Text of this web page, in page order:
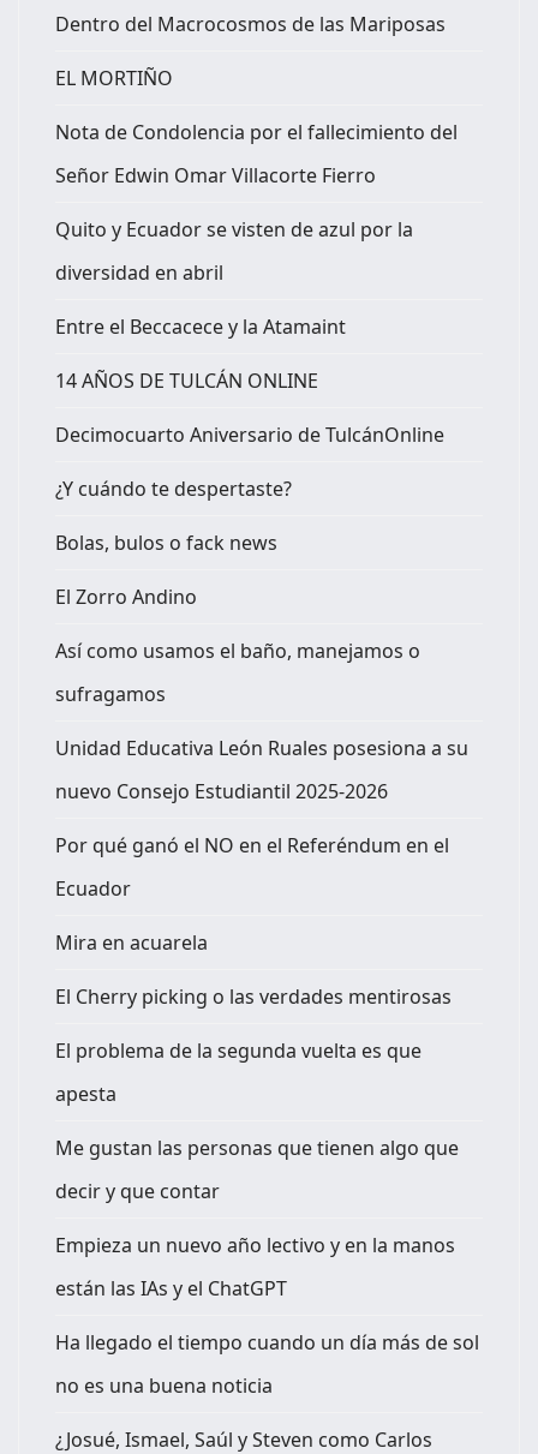
Dentro del Macrocosmos de las Mariposas
EL MORTIÑO
Nota de Condolencia por el fallecimiento del
Señor Edwin Omar Villacorte Fierro
Quito y Ecuador se visten de azul por la
diversidad en abril
Entre el Beccacece y la Atamaint
14 AÑOS DE TULCÁN ONLINE
Decimocuarto Aniversario de TulcánOnline
¿Y cuándo te despertaste?
Bolas, bulos o fack news
El Zorro Andino
Así como usamos el baño, manejamos o
sufragamos
Unidad Educativa León Ruales posesiona a su
nuevo Consejo Estudiantil 2025-2026
Por qué ganó el NO en el Referéndum en el
Ecuador
Mira en acuarela
El Cherry picking o las verdades mentirosas
El problema de la segunda vuelta es que
apesta
Me gustan las personas que tienen algo que
decir y que contar
Empieza un nuevo año lectivo y en la manos
están las IAs y el ChatGPT
Ha llegado el tiempo cuando un día más de sol
no es una buena noticia
¿Josué, Ismael, Saúl y Steven como Carlos